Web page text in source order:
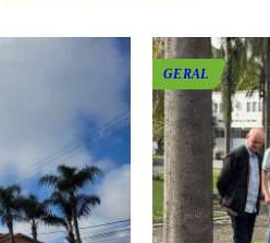
GERAL